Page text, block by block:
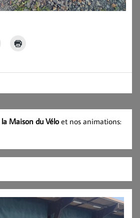
Maison du Véloet nos animations: